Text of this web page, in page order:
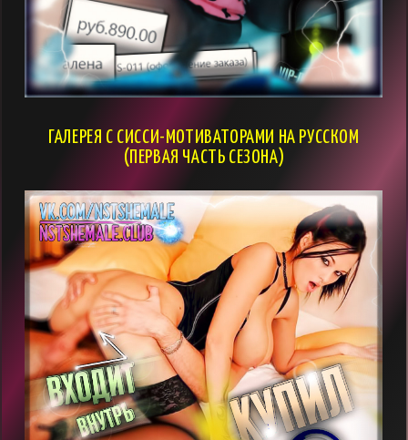
ГАЛЕРЕЯ С СИССИ-МОТИВАТОРАМИ НА РУССКОМ
(ПЕРВАЯ ЧАСТЬ СЕЗОНА)